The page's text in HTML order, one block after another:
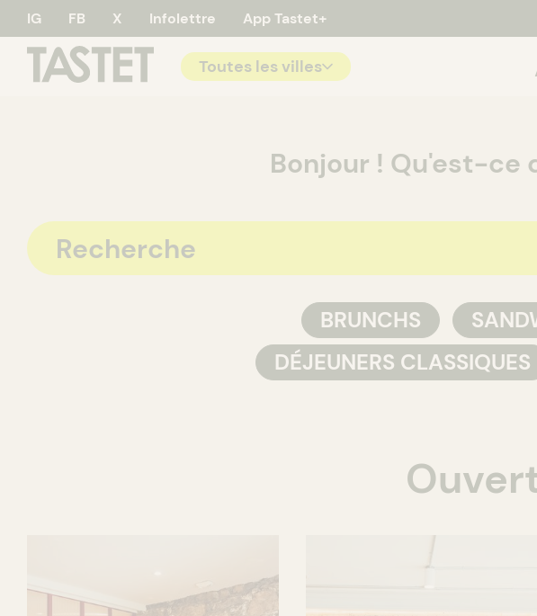
IG FB X Infolettre App Tastet+
Toutes les villes
Tastet - If
Bonjour ! Qu'est-ce
BRUNCHS
DÉJEUNERS CLASSIQUES